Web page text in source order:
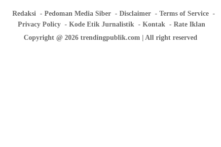
Redaksi Pedoman Media Siber Disclaimer
Terms of Service
Privacy Policy
Kode Etik Jurnalistik Kontak
Rate Iklan
Copyright @ 2026 trendingpublik.com | All right reserved